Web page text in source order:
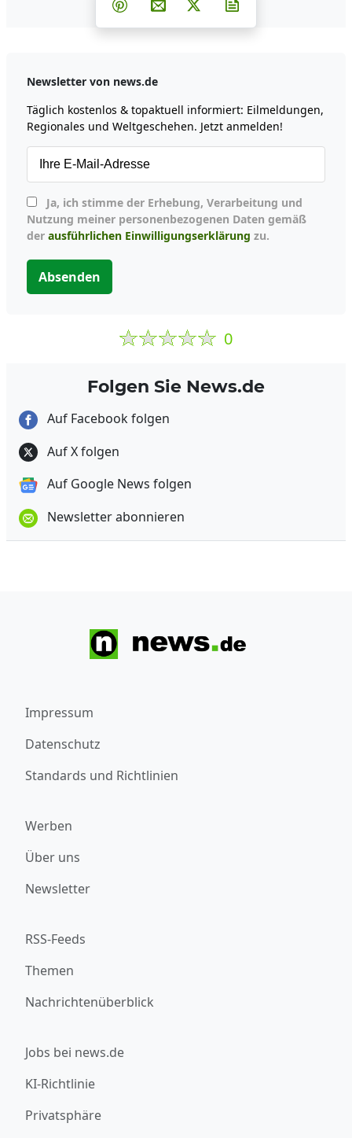
Teilen auf Pinterest
Per E-Mail teilen
Post auf X
Newsletter von news.de
Täglich kostenlos & topaktuell informiert: Eilmeldungen,
Regionales und Weltgeschehen. Jetzt anmelden!
Nutzung meiner personenbezogenen Daten gemäß
der ausführlichen Einwilligungserklärung zu.
Absenden
0
Folgen Sie News.de
Auf Facebook folgen
Auf X folgen
Auf Google News folgen
Newsletter abonnieren
Impressum
Datenschutz
Standards und Richtlinien
Werben
Über uns
Newsletter
RSS-Feeds
Themen
Nachrichtenüberblick
Jobs bei news.de
KI-Richtlinie
Privatsphäre